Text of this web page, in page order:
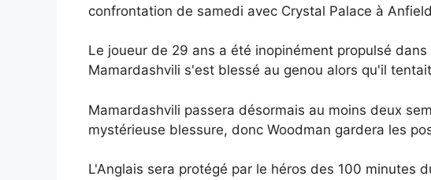
confrontation de samedi avec Crystal Palace à
Le joueur de 29 ans a été inopinément propulsé
Mamardashvili s'est blessé au genou alors qu'il
Mamardashvili passera désormais au moins deux
mystérieuse blessure, donc Woodman gardera les
L'Anglais sera protégé par le héros des 100 minutes